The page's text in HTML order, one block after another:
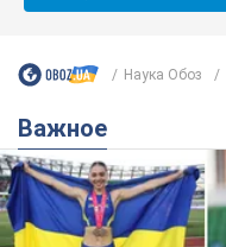
Наука Обоз
Важное